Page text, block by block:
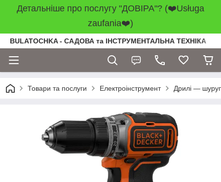
Детальніше про послугу "ДОВІРА"? (❤️Usługa
zaufania❤️)
BULATOCHKA - САДОВА та ІНСТРУМЕНТАЛЬНА ТЕХНІКА
Товари та послуги Електроінструмент Дрилі —